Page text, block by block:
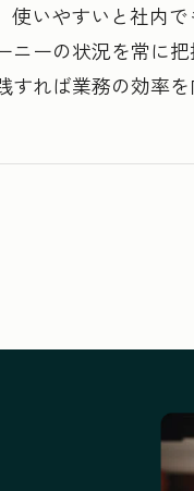
使いやすいと社内
ニーの状況を常に
すれば業務の効率